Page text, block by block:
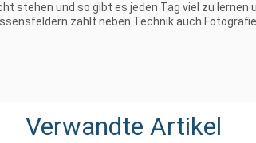
stehen und so gibt es jeden Tag viel zu lernen
zählt neben Technik auch Fotografie
Verwandte Artikel